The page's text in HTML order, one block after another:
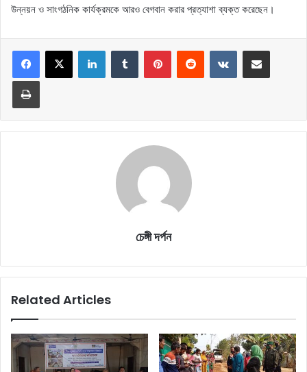
উন্নয়ন ও সাংগঠনিক কার্যক্রমকে আরও বেগবান করার প্রত্যাশা ব্যক্ত করেছেন।
LinkedInTumblr PinterestReddit VKontakteShare via Email
Print
চেঙ্গী দর্পন
Related Articles